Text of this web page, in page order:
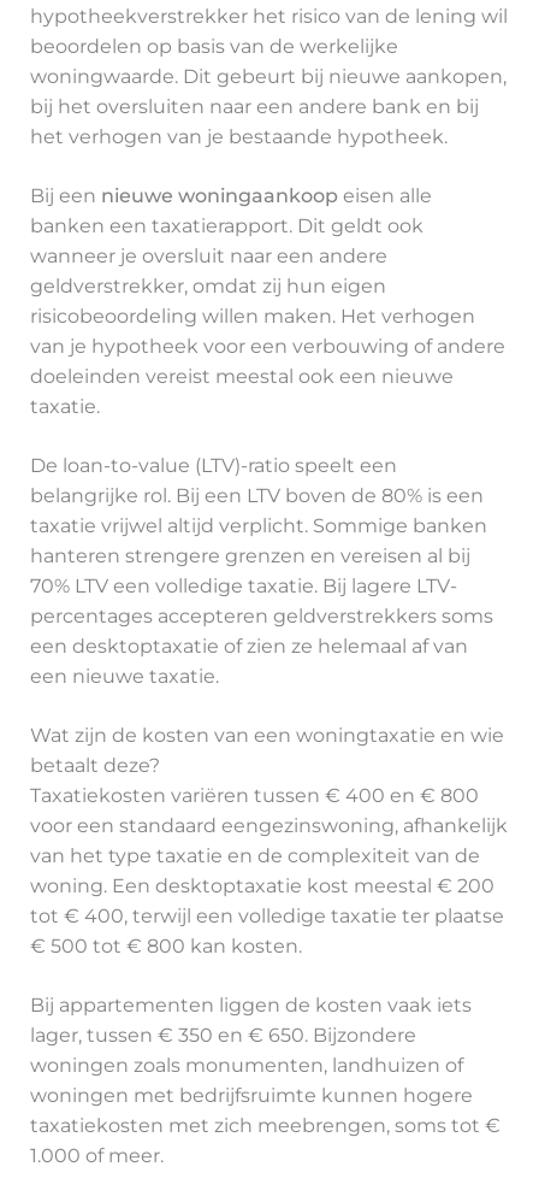
hypotheekverstrekker het risico van de lening wil
beoordelen op basis van de werkelijke
woningwaarde. Dit gebeurt bij nieuwe aankopen,
bij het oversluiten naar een andere bank en bij
het verhogen van je bestaande hypotheek.
Bij een nieuwe woningaankoopeisen alle
banken een taxatierapport. Dit geldt ook
wanneer je oversluit naar een andere
geldverstrekker, omdat zij hun eigen
risicobeoordeling willen maken. Het verhogen
van je hypotheek voor een verbouwing of andere
doeleinden vereist meestal ook een nieuwe
taxatie.
De loan-to-value (LTV)-ratio speelt een
belangrijke rol. Bij een LTV boven de 80% is een
taxatie vrijwel altijd verplicht. Sommige banken
hanteren strengere grenzen en vereisen al bij
70% LTV een volledige taxatie. Bij lagere LTV-
percentages accepteren geldverstrekkers soms
een desktoptaxatie of zien ze helemaal af van
een nieuwe taxatie.
Wat zijn de kosten van een woningtaxatie en wie
betaalt deze?
Taxatiekosten variëren tussen € 400 en € 800
voor een standaard eengezinswoning, afhankelijk
van het type taxatie en de complexiteit van de
woning. Een desktoptaxatie kost meestal € 200
tot € 400, terwijl een volledige taxatie ter plaatse
€ 500 tot € 800 kan kosten.
Bij appartementen liggen de kosten vaak iets
lager, tussen € 350 en € 650. Bijzondere
woningen zoals monumenten, landhuizen of
woningen met bedrijfsruimte kunnen hogere
taxatiekosten met zich meebrengen, soms tot €
1.000 of meer.